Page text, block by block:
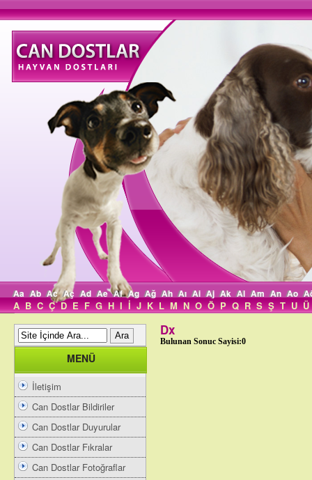
Aa Ab Ac Aç Ad Ae Af Ag Ağ Ah Aı Ai Aj Ak Al Am An Ao
A B C Ç D E F G H I İ J K L M N O Ö P Q R S Ş T U Ü
MENÜ
İletişim
Can Dostlar Bildiriler
Can Dostlar Duyurular
Can Dostlar Fıkralar
Can Dostlar Fotoğraflar
Dx
Bulunan Sonuc Sayisi:0